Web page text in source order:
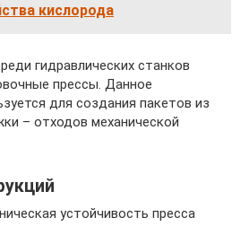
кислорода
гидравлических станков
прессы. Данное
для создания пакетов из
– отходов механической
устойчивость пресса